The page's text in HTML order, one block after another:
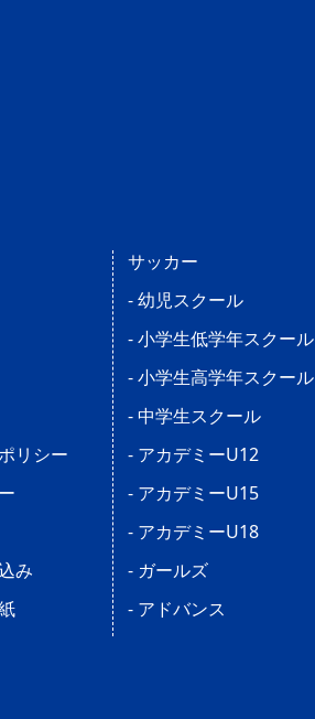
リシー
み
サッカー
- 幼児スクール
- 小学生低学年スクール
- 小学生高学年スクール
- 中学生スクール
- アカデミーU12
- アカデミーU15
- アカデミーU18
- ガールズ
- アドバンス